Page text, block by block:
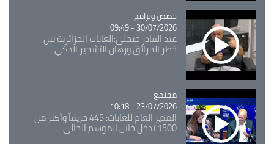
Catégorie
حصص وبرامج
30/07/2026 - 09:49
عبد القادر جيجلي:الغابات الجزائرية بين
خطر الحرائق ورهان التشجير الذكي
Catégorie
مجتمع
23/07/2026 - 10:18
المدير العام للغابات: 445 حريقاً وأكثر من
1500 تدخل خلال الموسم الحالي